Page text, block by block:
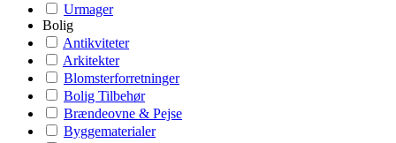
Urmager
Bolig
Antikviteter
Arkitekter
Blomsterforretninger
Bolig Tilbehør
Brændeovne & Pejse
Byggematerialer